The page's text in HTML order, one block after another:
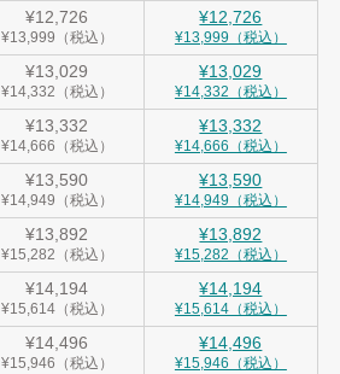
¥12,726
¥13,999（税込）
¥12,726
¥13,999（税込）
¥13,029
¥14,332（税込）
¥13,029
¥14,332（税込）
¥13,332
¥14,666（税込）
¥13,332
¥14,666（税込）
¥13,590
¥14,949（税込）
¥13,590
¥14,949（税込）
¥13,892
¥15,282（税込）
¥13,892
¥15,282（税込）
¥14,194
¥15,614（税込）
¥14,194
¥15,614（税込）
¥14,496
¥15,946（税込）
¥14,496
¥15,946（税込）